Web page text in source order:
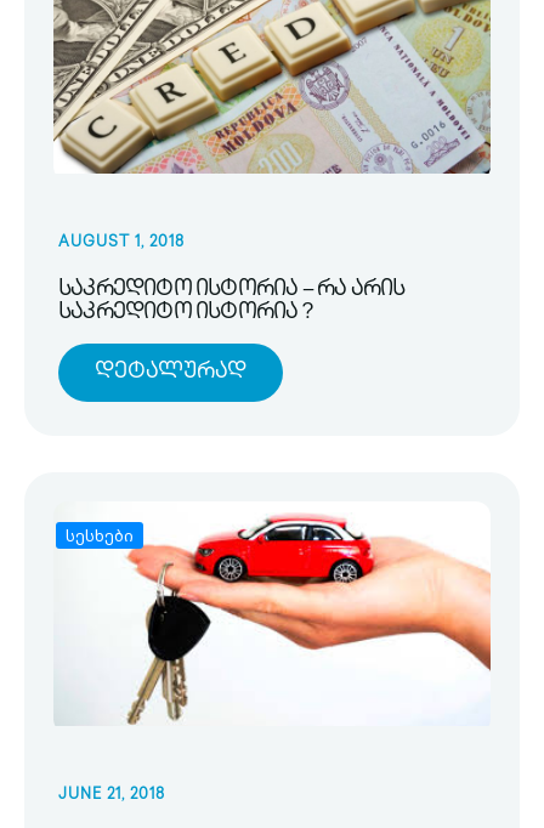
AUGUST 1, 2018
საკრედიტო ისტორია – რა არის
საკრედიტო ისტორია ?
Დეტალურად
სესხები
JUNE 21, 2018